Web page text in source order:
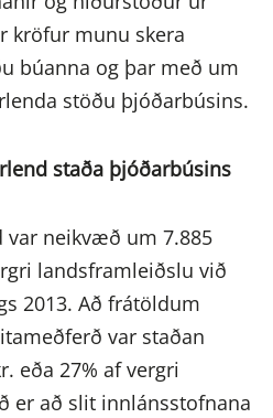
kröfur munu skera
búanna og þar með um
stöðu þjóðarbúsins.
staða þjóðarbúsins
var neikvæð um 7.885
landsframleiðslu við
2013. Að frátöldum
var staðan
eða 27% af vergri
er að slit innlánsstofnana